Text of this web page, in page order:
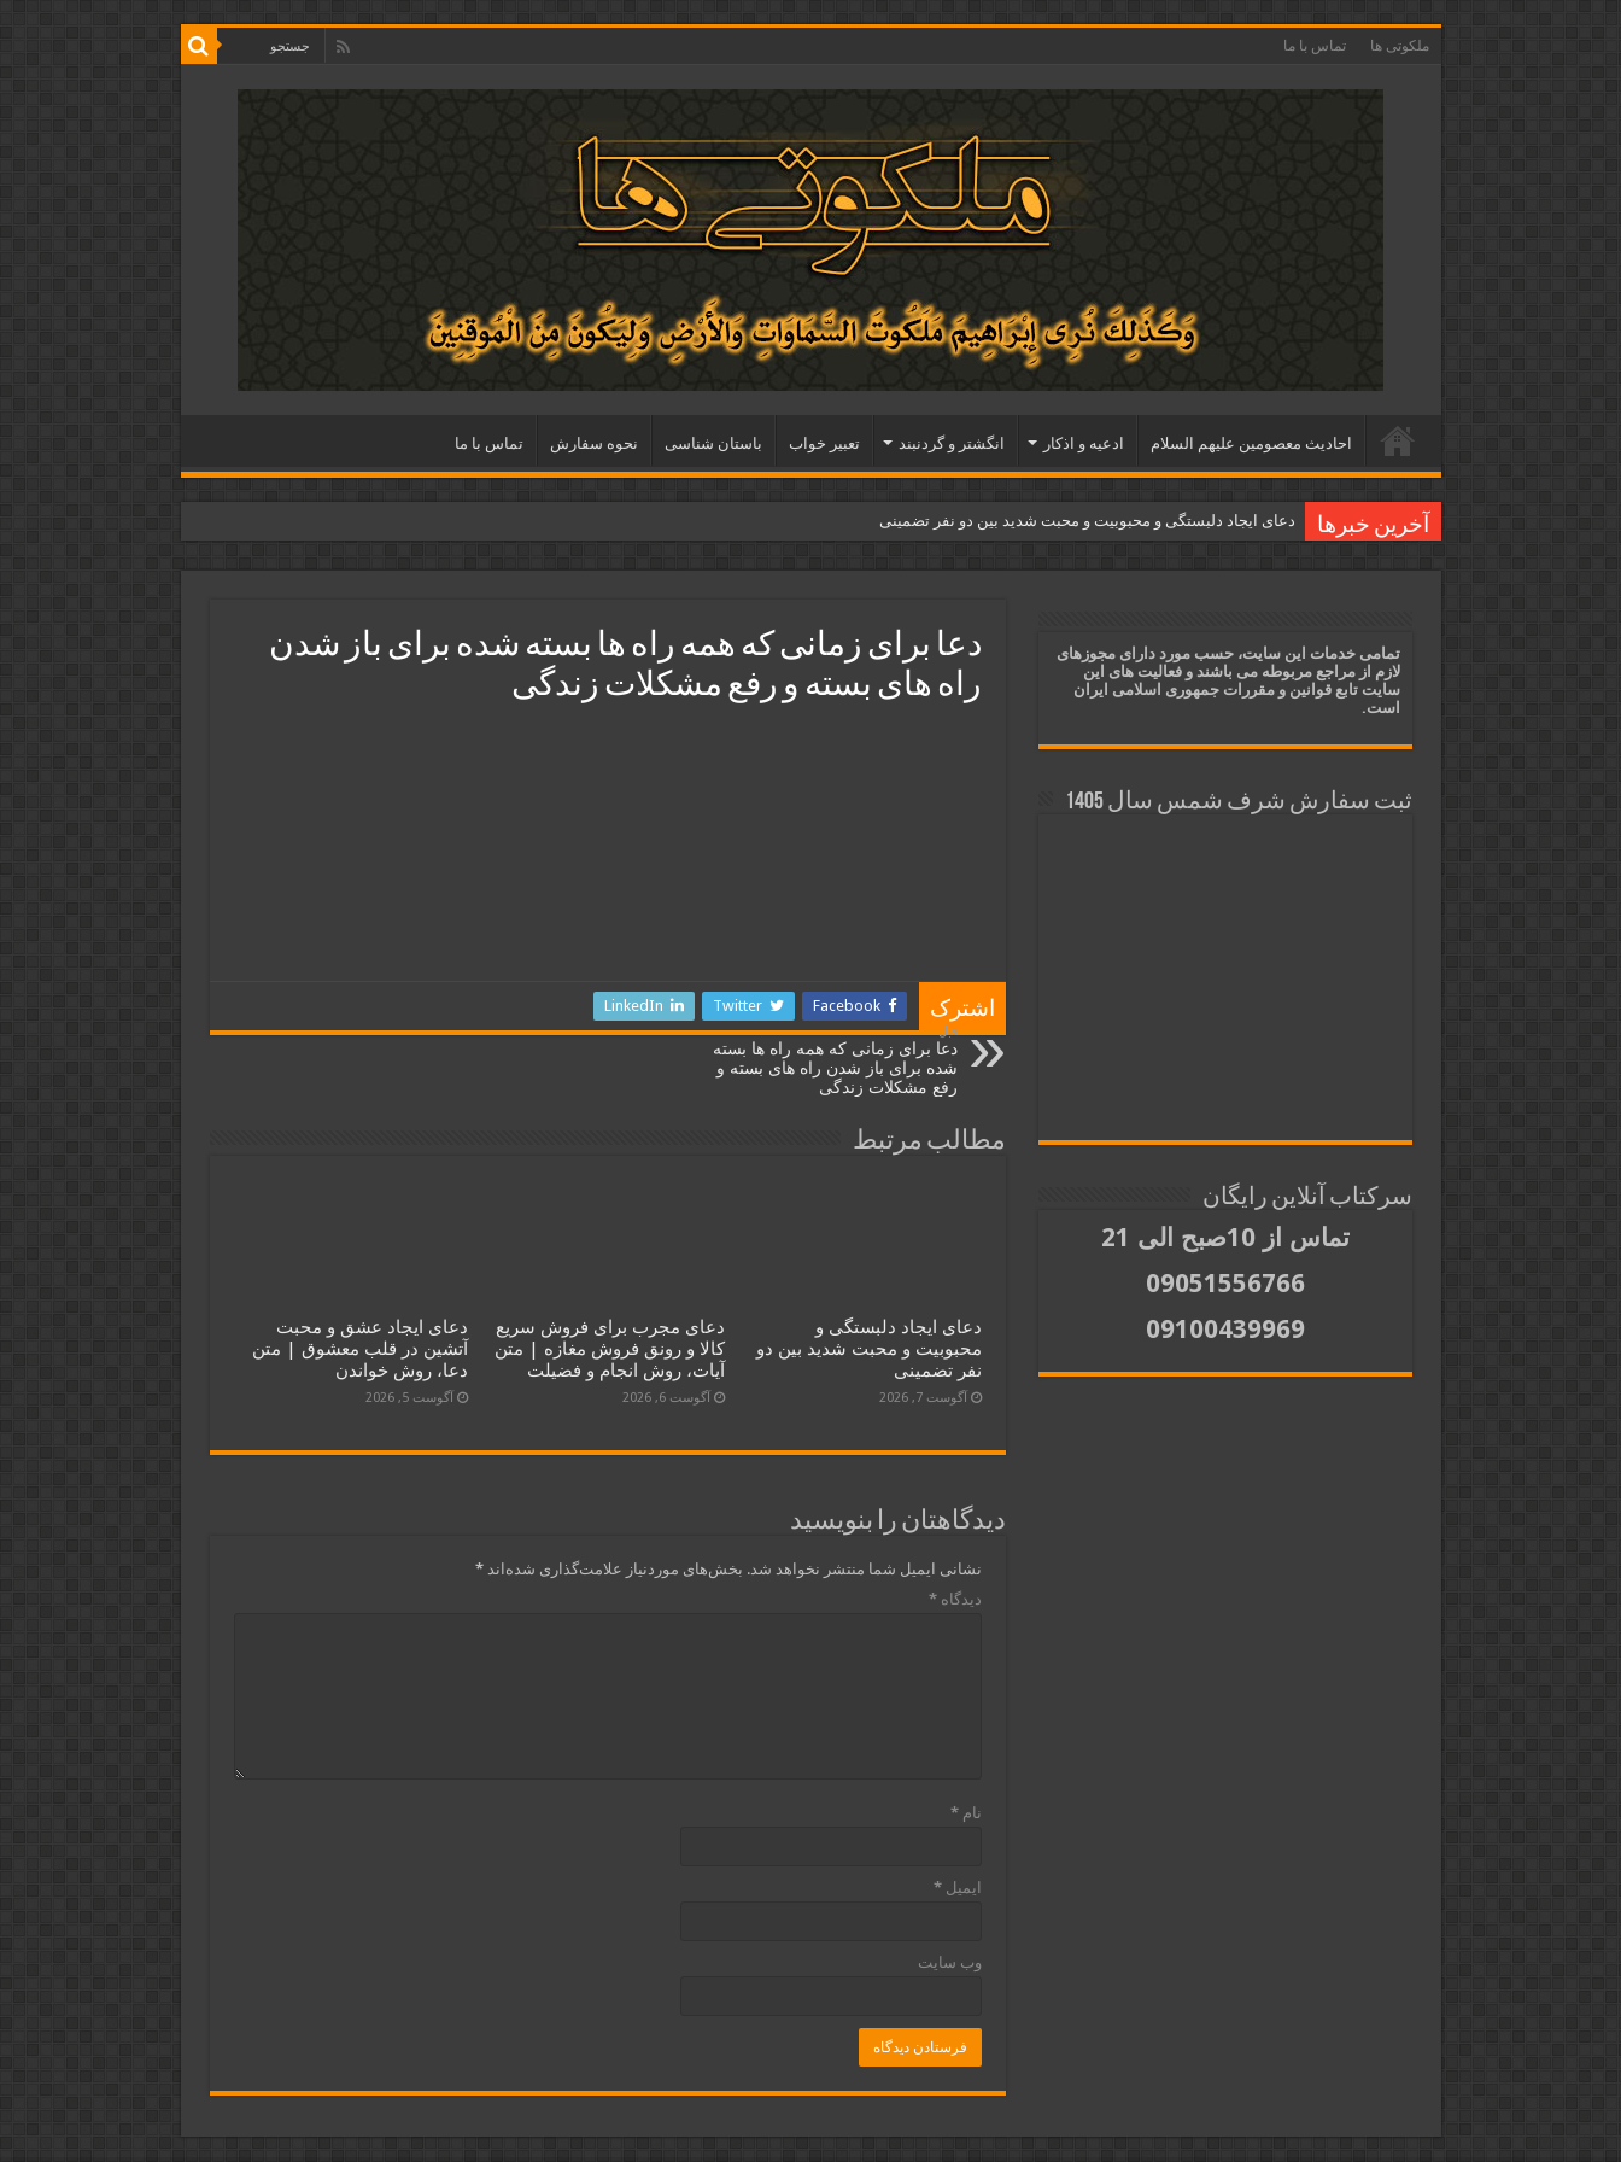
ملکوتی ها تماس با ما
احاديث معصومين عليهم السلام ادعيه و اذكار انگشتر و گردنبند تعبیر خواب باستان شناسی نحوه سفارش تماس با ما
آخرین خبرها دعای ایجاد دلبستگی و محبوبیت و محبت شدید بین دو نفر تضمینی
آیات قرآنی برای استجابت دعا و آسان شدن کارها و برآورده شدن حاجت
دعا برای زمانی که همه راه‌ ها بسته شده برای باز شدن
راه‌ های بسته و رفع مشکلات زندگی
اشترک Facebook
Twitter
LinkedIn
قبل
دعا برای زمانی که همه راه‌ ها بسته
شده برای باز شدن راه‌ های بسته و
رفع مشکلات زندگی
مطالب مرتبط
دعای ایجاد دلبستگی و
محبوبیت و محبت شدید بین دو
نفر تضمینی
آگوست 7, 2026
دعای مجرب برای فروش سریع
کالا و رونق فروش مغازه | متن
آیات، روش انجام و فضیلت
آگوست 6, 2026
دعای ایجاد عشق و محبت
آتشین در قلب معشوق | متن
دعا، روش خواندن
آگوست 5, 2026
دیدگاهتان را بنویسید
نشانی ایمیل شما منتشر نخواهد شد. بخش‌های موردنیاز علامت‌گذاری شده‌اند*
دیدگاه*
نام*
ایمیل*
وب‌ سایت
تمامی خدمات این سایت، حسب مورد دارای مجوزهای
لازم از مراجع مربوطه می باشند و فعالیت های این
سایت تابع قوانین و مقررات جمهوری اسلامی ایران
است.
ثبت سفارش شرف شمس سال 1405
سرکتاب آنلاین رایگان
تماس از 10صبح الی 21
09051556766
09100439969